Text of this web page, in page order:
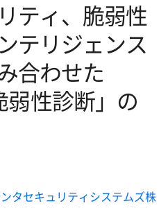
ティ、脆弱性
テリジェンス
合わせた
弱性診断」の
タセキュリティシステムズ株